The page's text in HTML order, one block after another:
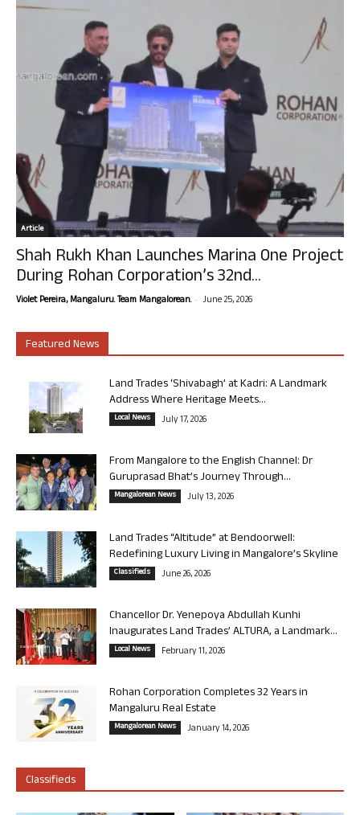
Article
Shah Rukh Khan Launches Marina One Project
During Rohan Corporation’s 32nd...
Violet Pereira, Mangaluru. Team Mangalorean. - June 25, 2026
Featured News
Land Trades ‘Shivabagh’ at Kadri: A Landmark
Address Where Heritage Meets...
Local News July 17, 2026
From Mangalore to the English Channel: Dr
Guruprasad Bhat’s Journey Through...
Mangalorean News July 13, 2026
Land Trades “Altitude” at Bendoorwell:
Redefining Luxury Living in Mangalore’s Skyline
Classifieds June 26, 2026
Chancellor Dr. Yenepoya Abdullah Kunhi
Inaugurates Land Trades’ ALTURA, a Landmark...
Local News February 11, 2026
Rohan Corporation Completes 32 Years in
Mangaluru Real Estate
Mangalorean News January 14, 2026
Classifieds